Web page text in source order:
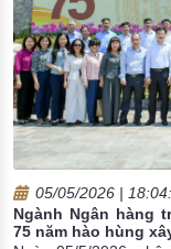
05/05/2026 |
Ngành Ngân hàng
75 năm hào hùng